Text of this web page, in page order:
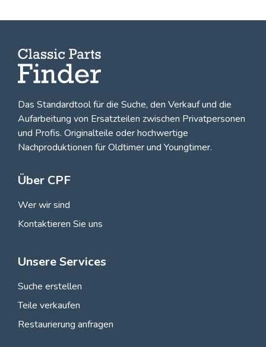
Das Standardtool für die Suche, den Verkauf und die
Aufarbeitung von Ersatzteilen zwischen Privatpersonen
und Profis. Originalteile oder hochwertige
Nachproduktionen für Oldtimer und Youngtimer.
Über CPF
Wer wir sind
Kontaktieren Sie uns
Unsere Services
Suche erstellen
Teile verkaufen
Restaurierung anfragen